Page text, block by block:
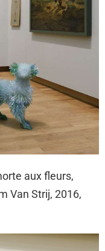
aux fleurs,
Van Strij, 2016,